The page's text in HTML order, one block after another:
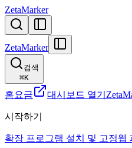
ZetaMarker
ZetaMarker
검색
⌘K
홈요금 대시보드 열기
시작하기
확장 프로그램 설치 및 고정웹